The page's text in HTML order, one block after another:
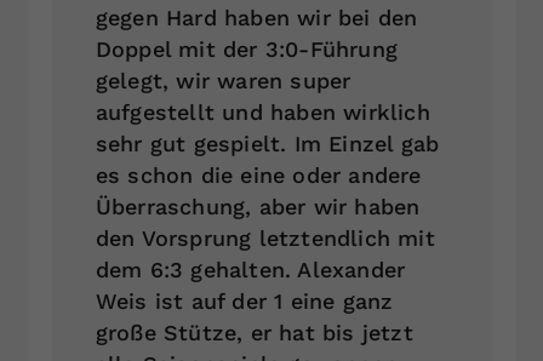
gegen Hard haben wir bei den
Doppel mit der 3:0-Führung
gelegt, wir waren super
aufgestellt und haben wirklich
sehr gut gespielt. Im Einzel gab
es schon die eine oder andere
Überraschung, aber wir haben
den Vorsprung letztendlich mit
dem 6:3 gehalten. Alexander
Weis ist auf der 1 eine ganz
große Stütze, er hat bis jetzt